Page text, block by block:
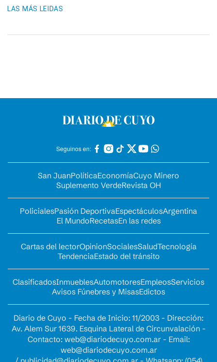
LAS MÁS LEIDAS
Seguinos en:
San JuanPolíticaEconomíaCuyo Minero
Suplemento VerdeRevista OH
PolicialesPasión DeportivaEspectáculosArgentina
El MundoRecetasEn las redes
Cartas del lectorOpinionSocialesSaludTecnología
TendenciaEstado del tránsito
ClasificadosInmueblesAutomotoresEmpleosServicios
Avisos Fúnebres y MisasEdictos
Diario de Cuyo - Fecha de Inicio: 11/2003 - Dirección:
Av. Alem Sur 1639. Esquina Lateral de Circunvalación -
Contacto: web@diariodecuyo.com.ar- Email:
web@diariodecuyo.com.ar